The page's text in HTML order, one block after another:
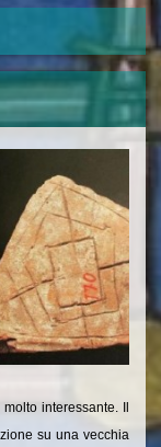
interessante. Il
su una vecchia